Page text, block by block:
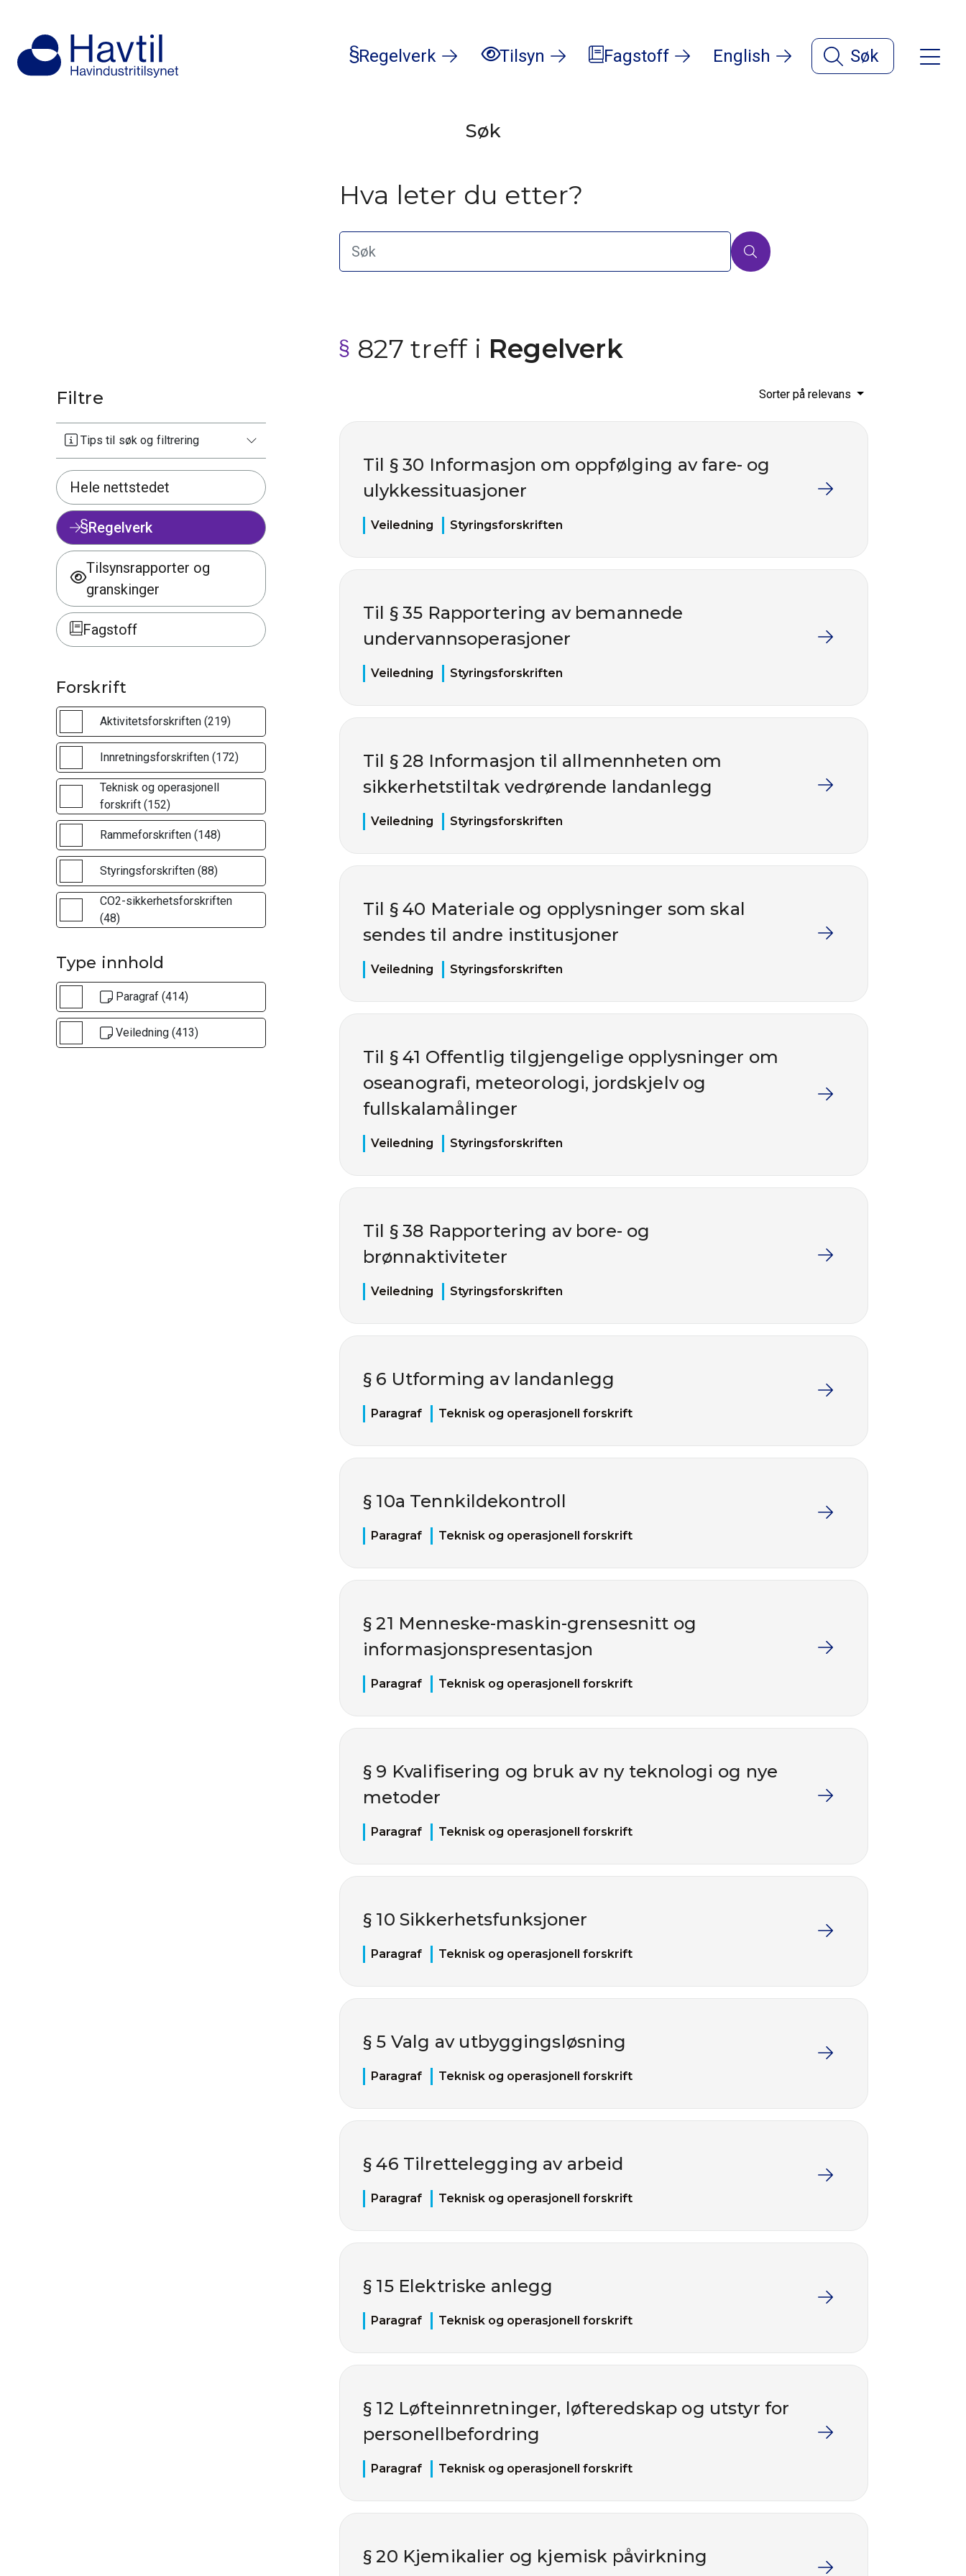
Regelverk Tilsyn Fagstoff English Søk
Søk
Hva leter du etter?
827 treff i Regelverk
Filtre
Tips til søk og filtrering
Hele nettstedet
Regelverk
Tilsynsrapporter og
granskinger
Fagstoff
Forskrift
Aktivitetsforskriften (219)
Innretningsforskriften (172)
Teknisk og operasjonell
forskrift (152)
Rammeforskriften (148)
Styringsforskriften (88)
CO2-sikkerhetsforskriften
(48)
Type innhold
Paragraf (414)
Veiledning (413)
Sorter på relevans
Til § 30 Informasjon om oppfølging av fare- og
ulykkessituasjoner
Veiledning Styringsforskriften
Til § 35 Rapportering av bemannede
undervannsoperasjoner
Veiledning Styringsforskriften
Til § 28 Informasjon til allmennheten om
sikkerhetstiltak vedrørende landanlegg
Veiledning Styringsforskriften
Til § 40 Materiale og opplysninger som skal
sendes til andre institusjoner
Veiledning Styringsforskriften
Til § 41 Offentlig tilgjengelige opplysninger om
oseanografi, meteorologi, jordskjelv og
fullskalamålinger
Veiledning Styringsforskriften
Til § 38 Rapportering av bore- og
brønnaktiviteter
Veiledning Styringsforskriften
§ 6 Utforming av landanlegg
Paragraf Teknisk og operasjonell forskrift
§ 10a Tennkildekontroll
Paragraf Teknisk og operasjonell forskrift
§ 21 Menneske-maskin-grensesnitt og
informasjonspresentasjon
Paragraf Teknisk og operasjonell forskrift
§ 9 Kvalifisering og bruk av ny teknologi og nye
metoder
Paragraf Teknisk og operasjonell forskrift
§ 10 Sikkerhetsfunksjoner
Paragraf Teknisk og operasjonell forskrift
§ 5 Valg av utbyggingsløsning
Paragraf Teknisk og operasjonell forskrift
§ 46 Tilrettelegging av arbeid
Paragraf Teknisk og operasjonell forskrift
§ 15 Elektriske anlegg
Paragraf Teknisk og operasjonell forskrift
§ 12 Løfteinnretninger, løfteredskap og utstyr for
personellbefordring
Paragraf Teknisk og operasjonell forskrift
§ 20 Kjemikalier og kjemisk påvirkning